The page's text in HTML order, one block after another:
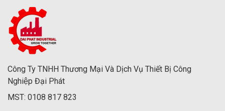
Công Ty TNHH Thương Mại Và Dịch Vụ Thiết Bị Công
Nghiệp Đại Phát
MST: 0108 817 823